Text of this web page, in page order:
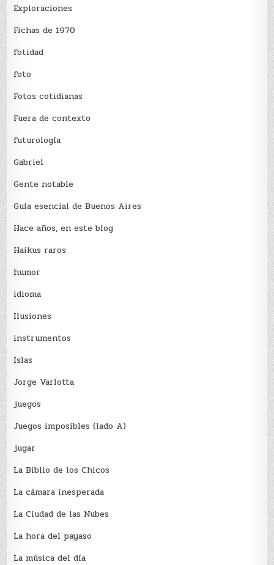
Exploraciones
Fichas de 1970
fotidad
foto
Fotos cotidianas
Fuera de contexto
futurología
Gabriel
Gente notable
Guía esencial de Buenos Aires
Hace años, en este blog
Haikus raros
humor
idioma
Ilusiones
instrumentos
Islas
Jorge Varlotta
juegos
Juegos imposibles (lado A)
jugar
La Biblio de los Chicos
La cámara inesperada
La Ciudad de las Nubes
La hora del payaso
La música del día